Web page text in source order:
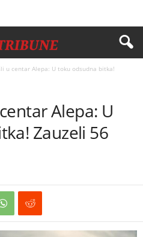
u centar Alepa: U toku odsudna bitka!
Alepa: U
Zauzeli 56